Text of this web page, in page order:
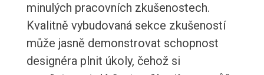
minulých pracovních zkušenostech.
Kvalitně vybudovaná sekce zkušeností
může jasně demonstrovat schopnost
designéra plnit úkoly, čehož si